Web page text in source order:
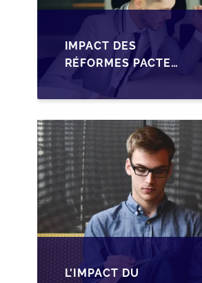
IMPACT DES
RÉFORMES PACTE
DUTREIL SUR LA
TRANSMISSION DES
L'IMPACT DU